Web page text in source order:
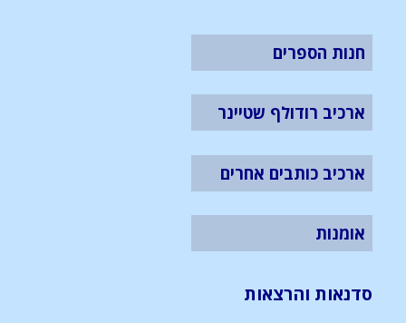
חנות הספרים
ארכיב רודולף שטיינר
ארכיב כותבים אחרים
אומנות
סדנאות והרצאות